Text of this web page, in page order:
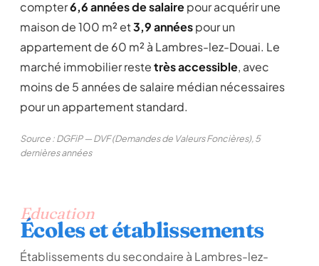
compter6,6 années de salairepour acquérir une
maison de 100 m² et3,9 annéespour un
appartement de 60 m² à Lambres-lez-Douai. Le
marché immobilier restetrès accessible, avec
moins de 5 années de salaire médian nécessaires
pour un appartement standard.
Source : DGFiP — DVF (Demandes de Valeurs Foncières), 5
dernières années
Education
Écoles et établissements
Établissements du secondaire à Lambres-lez-